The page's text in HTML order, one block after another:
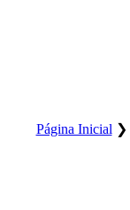
Página Inicial ❯